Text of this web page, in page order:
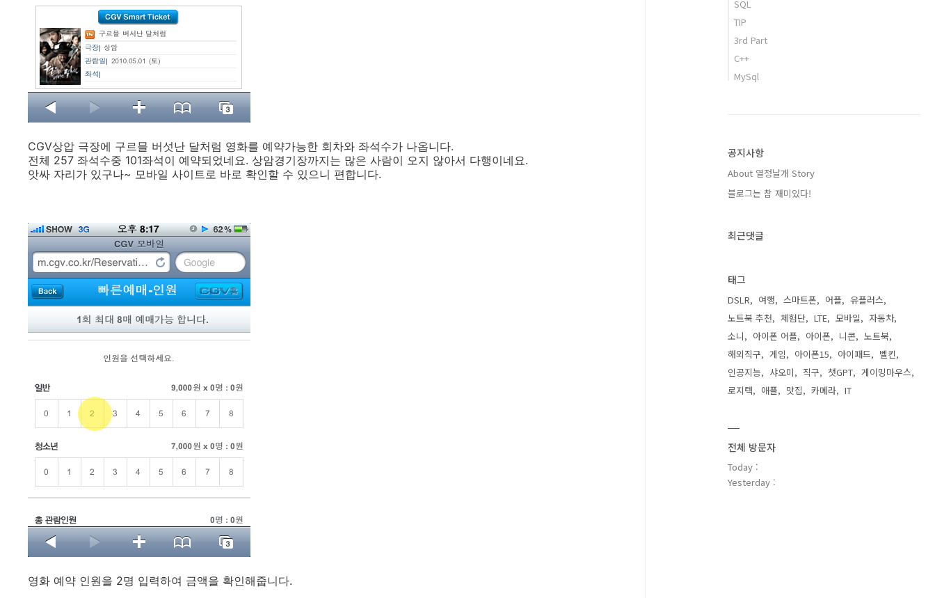
CGV상압 극장에 구르믈 버섯난 달처럼 영화를 예약가능한 회차와 좌석수가 나옵니다.
전체 257 좌석수중 101좌석이 예약되었네요. 상암경기장까지는 많은 사람이 오지 않아서 다행이네요.
앗싸 자리가 있구나~ 모바일 사이트로 바로 확인할 수 있으니 편합니다.
영화 예약 인원을 2명 입력하여 금액을 확인해줍니다.
SQL
TIP
3rd Part
C++
MySql
공지사항
About 열정날개 Story
블로그는 참 재미있다!
최근댓글
태그
DSLR 여행 스마트폰 어플
유플러스
노트북 추천
체험단 LTE 모바일
자동차
소니
아이폰 어플 아이폰 니콘
노트북
해외직구
게임 아이폰15 아이패드
벨킨
인공지능
샤오미 직구 챗GPT
게이밍마우스
로지텍
애플 맛집 카메라 IT
전체 방문자
Today :
Yesterday :